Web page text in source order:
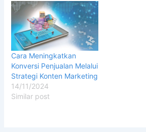
Cara Meningkatkan
Konversi Penjualan Melalui
Strategi Konten Marketing
14/11/2024
Similar post